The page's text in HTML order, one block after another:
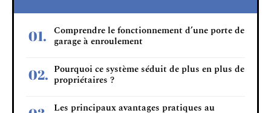
Comprendre le fonctionnement d’une porte de
garage à enroulement
Pourquoi ce système séduit de plus en plus de
propriétaires ?
Les principaux avantages pratiques au